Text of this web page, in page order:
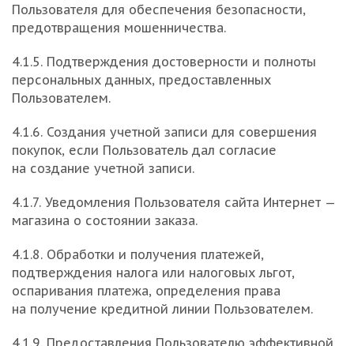
Пользователя для обеспечения безопасности,
предотвращения мошенничества.
4.1.5. Подтверждения достоверности и полноты
персональных данных, предоставленных
Пользователем.
4.1.6. Создания учетной записи для совершения
покупок, если Пользователь дал согласие
на создание учетной записи.
4.1.7. Уведомления Пользователя сайта Интернет —
магазина о состоянии заказа.
4.1.8. Обработки и получения платежей,
подтверждения налога или налоговых льгот,
оспаривания платежа, определения права
на получение кредитной линии Пользователем.
4.1.9. Предоставления Пользователю эффективной